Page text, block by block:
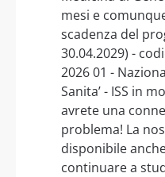
mesi e
scadenza del
30.04.2029) -
2026 01 -
Sanita’ - ISS in
avrete una
problema! La
disponibile
continuare a